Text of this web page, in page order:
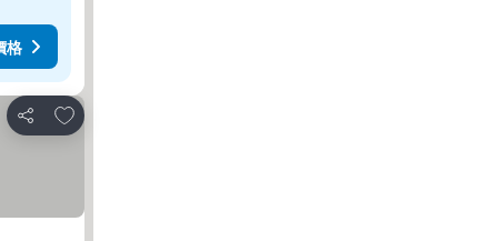
格
分享
放到收藏夾